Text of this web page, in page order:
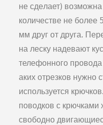
не сде­лает)
количестве не более
мм друг от друга.
на леску надевают
телефон­ного
аких отрезков нуж­но
используется
поводков с
свободно